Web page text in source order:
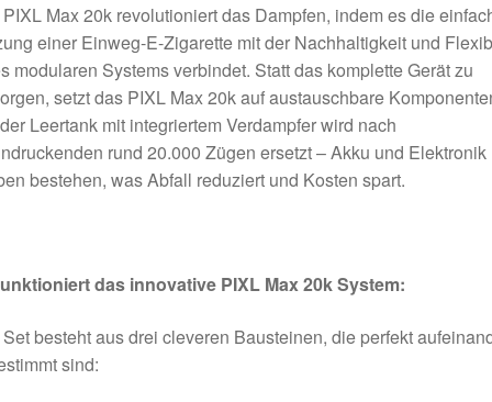
Max 20k revolutioniert das Dampfen, indem es die
einer Einweg-E-Zigarette mit der Nachhaltigkeit und
modularen Systems verbindet. Statt das komplette Gerät zu
setzt das PIXL Max 20k auf austauschbare
Leertank mit integriertem Verdampfer wird nach
rund 20.000 Zügen ersetzt – Akku und Elektronik
bestehen, was Abfall reduziert und Kosten spart.
das innovative PIXL Max 20k System:
besteht aus drei cleveren Bausteinen, die perfekt
sind: